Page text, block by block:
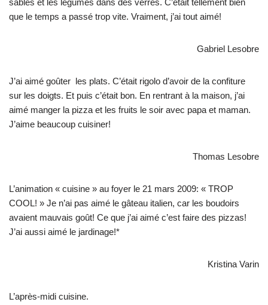
sables et les légumes dans des verres. C’était tellement bien
que le temps a passé trop vite. Vraiment, j’ai tout aimé!
Gabriel Lesobre
J’ai aimé goûter les plats. C’était rigolo d’avoir de la confiture
sur les doigts. Et puis c’était bon. En rentrant à la maison, j’ai
aimé manger la pizza et les fruits le soir avec papa et maman.
J’aime beaucoup cuisiner!
Thomas Lesobre
L’animation « cuisine » au foyer le 21 mars 2009: « TROP
COOL! » Je n’ai pas aimé le gâteau italien, car les boudoirs
avaient mauvais goût! Ce que j’ai aimé c’est faire des pizzas!
J’ai aussi aimé le jardinage!*
Kristina Varin
L’après-midi cuisine.